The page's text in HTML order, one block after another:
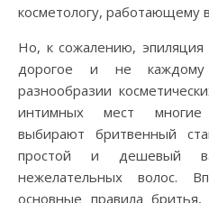
косметологу, работающему
Но, к сожалению,
дорогое и не
разнообразии
интимных мест
выбирают бритвенный
простой и дешевый
нежелательных волос.
основные правила